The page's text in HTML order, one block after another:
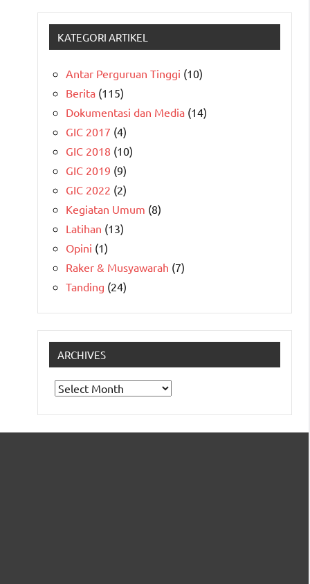
KATEGORI ARTIKEL
Antar Perguruan Tinggi (10)
Berita (115)
Dokumentasi dan Media (14)
GIC 2017 (4)
GIC 2018 (10)
GIC 2019 (9)
GIC 2022 (2)
Kegiatan Umum (8)
Latihan (13)
Opini (1)
Raker & Musyawarah (7)
Tanding (24)
ARCHIVES
Archives